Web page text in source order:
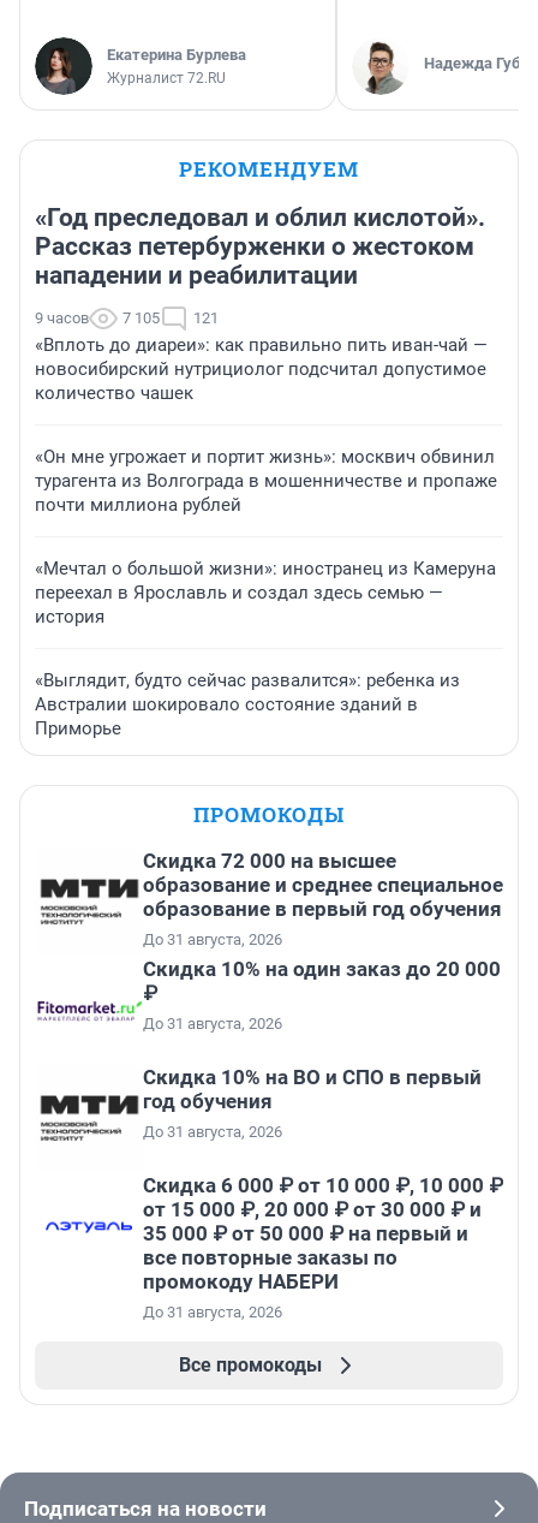
Екатерина Бурлева
Журналист 72.RU
Надежда
РЕКОМЕНДУЕМ
«Год преследовал и облил кислотой».
Рассказ петербурженки о жестоком
нападении и реабилитации
9 часов 7 105 121
«Вплоть до диареи»: как правильно пить иван-чай —
новосибирский нутрициолог подсчитал допустимое
количество чашек
«Он мне угрожает и портит жизнь»: москвич обвинил
турагента из Волгограда в мошенничестве и пропаже
почти миллиона рублей
«Мечтал о большой жизни»: иностранец из Камеруна
переехал в Ярославль и создал здесь семью —
история
«Выглядит, будто сейчас развалится»: ребенка из
Австралии шокировало состояние зданий в
Приморье
ПРОМОКОДЫ
Скидка 72 000 на высшее
образование и среднее специальное
образование в первый год обучения
До 31 августа, 2026
Скидка 10% на один заказ до 20 000
₽
До 31 августа, 2026
Скидка 10% на ВО и СПО в первый
год обучения
До 31 августа, 2026
Скидка 6 000 ₽ от 10 000 ₽, 10 000 ₽
от 15 000 ₽, 20 000 ₽ от 30 000 ₽ и
35 000 ₽ от 50 000 ₽ на первый и
все повторные заказы по
промокоду НАБЕРИ
До 31 августа, 2026
Все промокоды
Подписаться на новости